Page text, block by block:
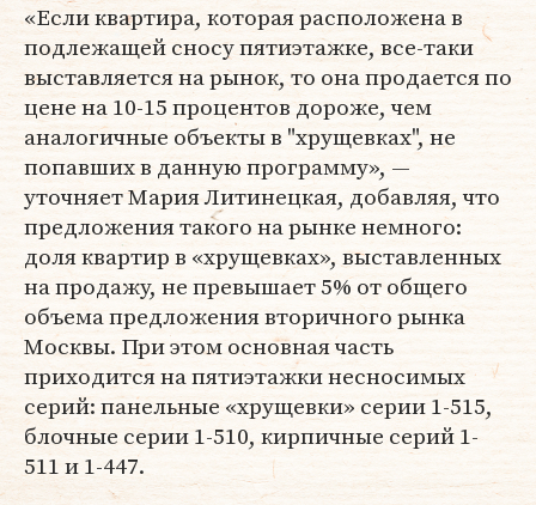
«Если квартира, которая расположена в
подлежащей сносу пятиэтажке, все-таки
выставляется на рынок, то она продается по
цене на 10-15 процентов дороже, чем
аналогичные объекты в "хрущевках", не
попавших в данную программу», —
уточняет Мария Литинецкая, добавляя, что
предложения такого на рынке немного:
доля квартир в «хрущевках», выставленных
на продажу, не превышает 5% от общего
объема предложения вторичного рынка
Москвы. При этом основная часть
приходится на пятиэтажки несносимых
серий: панельные «хрущевки» серии 1-515,
блочные серии 1-510, кирпичные серий 1-
511 и 1-447.